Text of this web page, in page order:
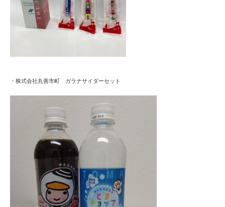
・株式会社丸善市町 ガラナサイダーセット